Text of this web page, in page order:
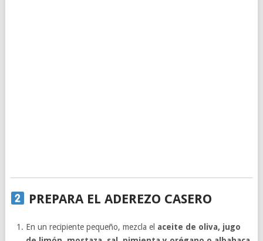
PREPARA EL ADEREZO CASERO
En un recipiente pequeño, mezcla el aceite de oliva, jugo